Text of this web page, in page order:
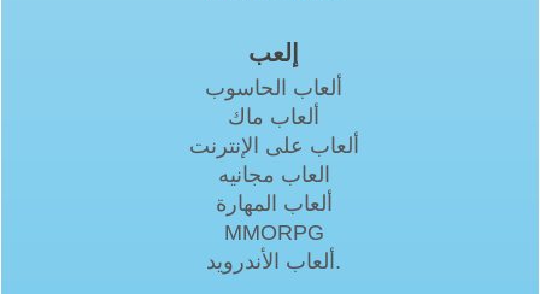
إلعب
ألعاب الحاسوب
ألعاب ماك
ألعاب على الإنترنت
العاب مجانيه
ألعاب المهارة
MMORPG
ألعاب الأندرويد.